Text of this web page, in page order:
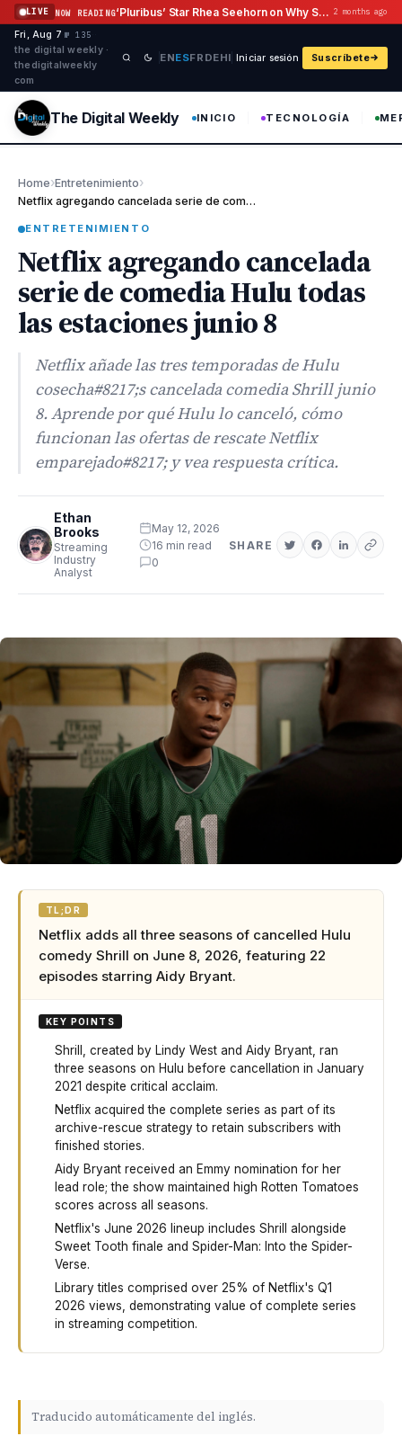
Saltar al contenido
LIVE NOW READING ‘Pluribus’ Star Rhea Seehorn on Why She Hasn’t Grilled Vince Gilligan 2 months ago
Fri, Aug 7 ·№ 135
the digital weekly ·
thedigitalweekly
com
ENESFR DEHI Iniciar sesión Suscríbete
The Digital Weekly INICIO TECNOLOGÍA
Home›Entretenimiento›
Netflix agregando cancelada serie de comedia Hulu todas las esta…
ENTRETENIMIENTO
Netflix agregando cancelada
serie de comedia Hulu todas
las estaciones junio 8
Netflix añade las tres temporadas de Hulu
cosecha#8217;s cancelada comedia Shrill junio
8. Aprende por qué Hulu lo canceló, cómo
funcionan las ofertas de rescate Netflix
emparejado#8217; y vea respuesta crítica.
Ethan
Brooks
Streaming
Industry
Analyst
May 12, 2026
16 min read
0
SHARE
TL;DR
Netflix adds all three seasons of cancelled Hulu
comedy Shrill on June 8, 2026, featuring 22
episodes starring Aidy Bryant.
KEY POINTS
Shrill, created by Lindy West and Aidy Bryant, ran
three seasons on Hulu before cancellation in January
2021 despite critical acclaim.
Netflix acquired the complete series as part of its
archive-rescue strategy to retain subscribers with
finished stories.
Aidy Bryant received an Emmy nomination for her
lead role; the show maintained high Rotten Tomatoes
scores across all seasons.
Netflix's June 2026 lineup includes Shrill alongside
Sweet Tooth finale and Spider-Man: Into the Spider-
Verse.
Library titles comprised over 25% of Netflix's Q1
2026 views, demonstrating value of complete series
in streaming competition.
Traducido automáticamente del inglés.